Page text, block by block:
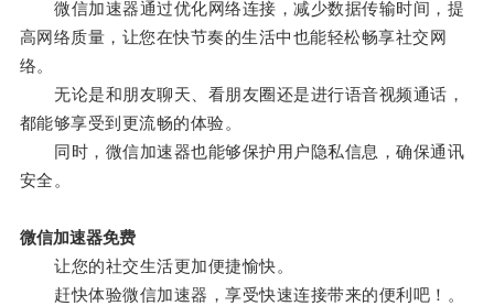
微信加速器通过优化网络连接，减少数据传输时间，提
高网络质量，让您在快节奏的生活中也能轻松畅享社交网
络。
无论是和朋友聊天、看朋友圈还是进行语音视频通话，
都能够享受到更流畅的体验。
同时，微信加速器也能够保护用户隐私信息，确保通讯
安全。
微信加速器免费
让您的社交生活更加便捷愉快。
赶快体验微信加速器，享受快速连接带来的便利吧！。